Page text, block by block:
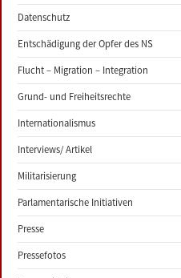
Datenschutz
Entschädigung der Opfer des NS
Flucht – Migration – Integration
Grund- und Freiheitsrechte
Internationalismus
Interviews/ Artikel
Militarisierung
Parlamentarische Initiativen
Presse
Pressefotos